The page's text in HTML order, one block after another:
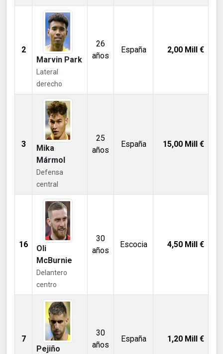
2
Marvin Park
Lateral
derecho
26
años
España 2,00 Mill €
3
Mika
Mármol
Defensa
central
25
años
España 15,00 Mill €
16
Oli
McBurnie
Delantero
centro
30
años
Escocia 4,50 Mill €
7
Pejiño
30
años
España 1,20 Mill €